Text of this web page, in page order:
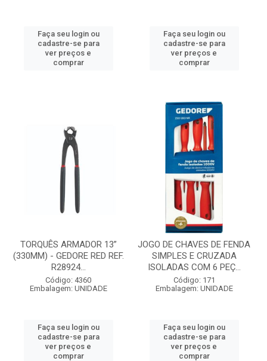
Faça seu login ou
cadastre-se para
ver preços e
comprar
Faça seu login ou
cadastre-se para
ver preços e
comprar
TORQUÊS ARMADOR 13”
(330MM) - GEDORE RED REF.
R28924...
Código: 4360
Embalagem: UNIDADE
Faça seu login ou
cadastre-se para
ver preços e
comprar
JOGO DE CHAVES DE FENDA
SIMPLES E CRUZADA
ISOLADAS COM 6 PEÇ...
Código: 171
Embalagem: UNIDADE
Faça seu login ou
cadastre-se para
ver preços e
comprar